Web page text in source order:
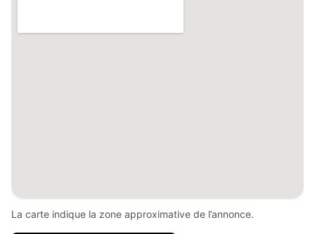
La carte indique la zone approximative de l’annonce.